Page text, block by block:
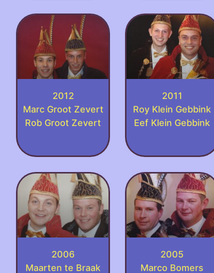
2012
Marc Groot Zevert
Rob Groot Zevert
2011
Roy Klein Gebbink
Eef Klein Gebbink
2006
Maarten te Braak
2005
Marco Bomers